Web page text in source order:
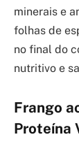
minerais e
folhas de
no final do
nutritivo e
Frango
Proteína